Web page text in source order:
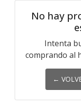
No hay
Intenta
comprando al
←